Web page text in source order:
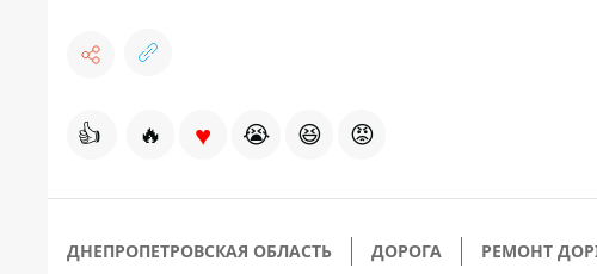
👍 🔥 ♥ 😭 😆 😡
ДНЕПРОПЕТРОВСКАЯ ОБЛАСТЬ ДОРОГА РЕМОНТ